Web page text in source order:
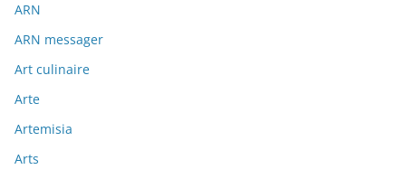
ARN
ARN messager
Art culinaire
Arte
Artemisia
Arts